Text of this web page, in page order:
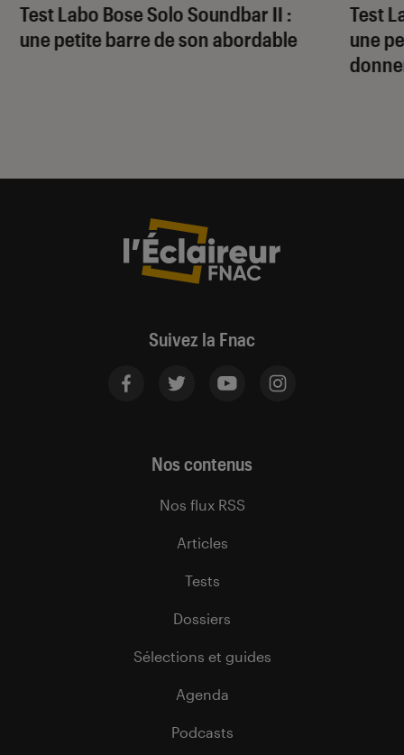
Test Labo Bose Solo Soundbar II :
une petite barre de son abordable
Test
une
Suivez la Fnac
Nos contenus
Nos flux RSS
Articles
Tests
Dossiers
Sélections et guides
Agenda
Podcasts